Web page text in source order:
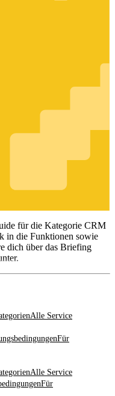
für die Kategorie CRM
in die Funktionen sowie
dich über das Briefing
Alle Service
Für
Alle Service
Für